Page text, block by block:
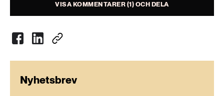
VISA KOMMENTARER (1) OCH DELA
Nyhetsbrev